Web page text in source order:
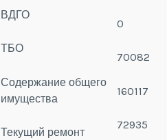
ВДГО
ТБО
Содержание общего
имущества
Текущий ремонт
0
70082
160117
72935